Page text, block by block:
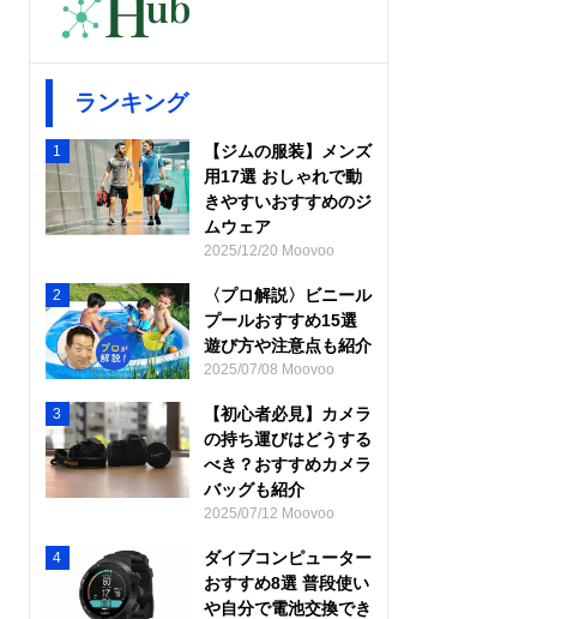
ランキング
1
【ジムの服装】メンズ
用17選 おしゃれで動
きやすいおすすめのジ
ムウェア
2025/12/20 Moovoo
2
〈プロ解説〉ビニール
プールおすすめ15選
遊び方や注意点も紹介
2025/07/08 Moovoo
3
【初心者必見】カメラ
の持ち運びはどうする
べき？おすすめカメラ
バッグも紹介
2025/07/12 Moovoo
4
ダイブコンピューター
おすすめ8選 普段使い
や自分で電池交換でき